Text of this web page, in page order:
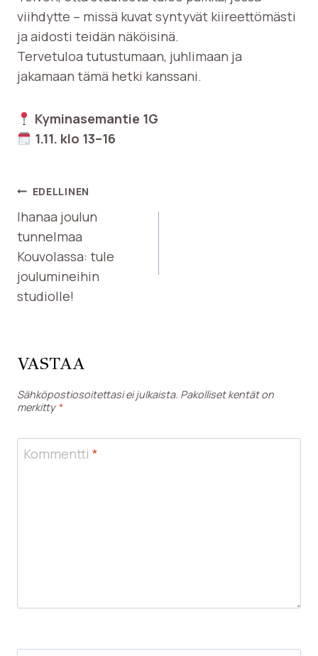
viihdytte – missä kuvat syntyvät kiireettömästi
ja aidosti teidän näköisinä.
Tervetuloa tutustumaan, juhlimaan ja
jakamaan tämä hetki kanssani.
Kyminasemantie 1G
1.11. klo 13–16
ARTIKKELIEN
SELAUS
EDELLINEN
Ihanaa joulun
tunnelmaa
Kouvolassa: tule
joulumineihin
studiolle!
VASTAA
Sähköpostiosoitettasi ei julkaista. Pakolliset kentät on
merkitty *
Kommentti *